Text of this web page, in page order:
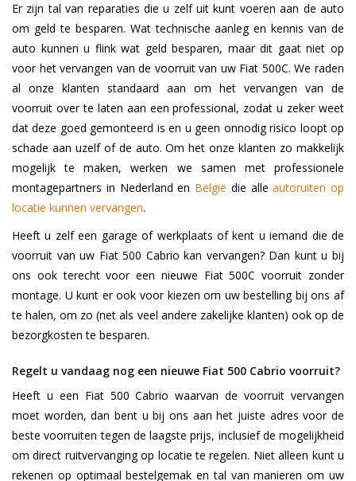
Er zijn tal van reparaties die u zelf uit kunt voeren aan de auto
om geld te besparen. Wat technische aanleg en kennis van de
auto kunnen u flink wat geld besparen, maar dit gaat niet op
voor het vervangen van de voorruit van uw Fiat 500C. We raden
al onze klanten standaard aan om het vervangen van de
voorruit over te laten aan een professional, zodat u zeker weet
dat deze goed gemonteerd is en u geen onnodig risico loopt op
schade aan uzelf of de auto. Om het onze klanten zo makkelijk
mogelijk te maken, werken we samen met professionele
montagepartners in Nederland en België die alleautoruiten op
locatie kunnen vervangen.
Heeft u zelf een garage of werkplaats of kent u iemand die de
voorruit van uw Fiat 500 Cabrio kan vervangen? Dan kunt u bij
ons ook terecht voor een nieuwe Fiat 500C voorruit zonder
montage. U kunt er ook voor kiezen om uw bestelling bij ons af
te halen, om zo (net als veel andere zakelijke klanten) ook op de
bezorgkosten te besparen.
Regelt u vandaag nog een nieuwe Fiat 500 Cabrio voorruit?
Heeft u een Fiat 500 Cabrio waarvan de voorruit vervangen
moet worden, dan bent u bij ons aan het juiste adres voor de
beste voorruiten tegen de laagste prijs, inclusief de mogelijkheid
om direct ruitvervanging op locatie te regelen. Niet alleen kunt u
rekenen op optimaal bestelgemak en tal van manieren om uw